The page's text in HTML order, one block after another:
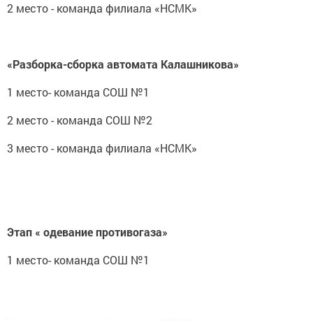
2 место - команда филиала «НСМК»
«Разборка-сборка автомата Калашникова»
1 место- команда СОШ №1
2 место - команда СОШ №2
3 место - команда филиала «НСМК»
Этап « одевание противогаза»
1 место- команда СОШ №1